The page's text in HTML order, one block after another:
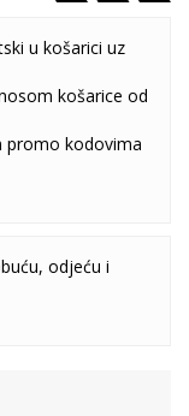
u košarici uz
košarice od
promo kodovima
odjeću i